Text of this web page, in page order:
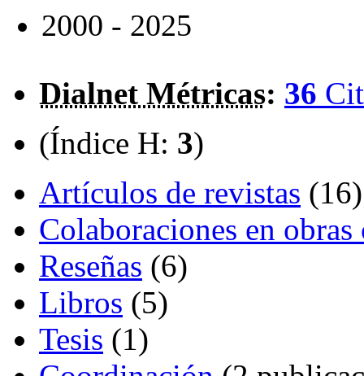
2000 - 2025
Dialnet Métricas: 36
(Índice H: 3)
Artículos de revistas (16)
Colaboraciones en
Reseñas (6)
Libros (5)
Tesis (1)